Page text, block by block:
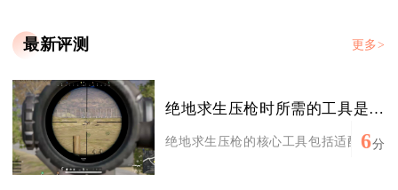
最新评测 更多>
绝地求生压枪时所需的工具是什么
绝地求生压枪的核心工具包括适配的游
6分